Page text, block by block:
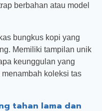
berbahan atau model
bungkus kopi yang
Memiliki tampilan unik
keunggulan yang
koleksi tas
tahan lama dan